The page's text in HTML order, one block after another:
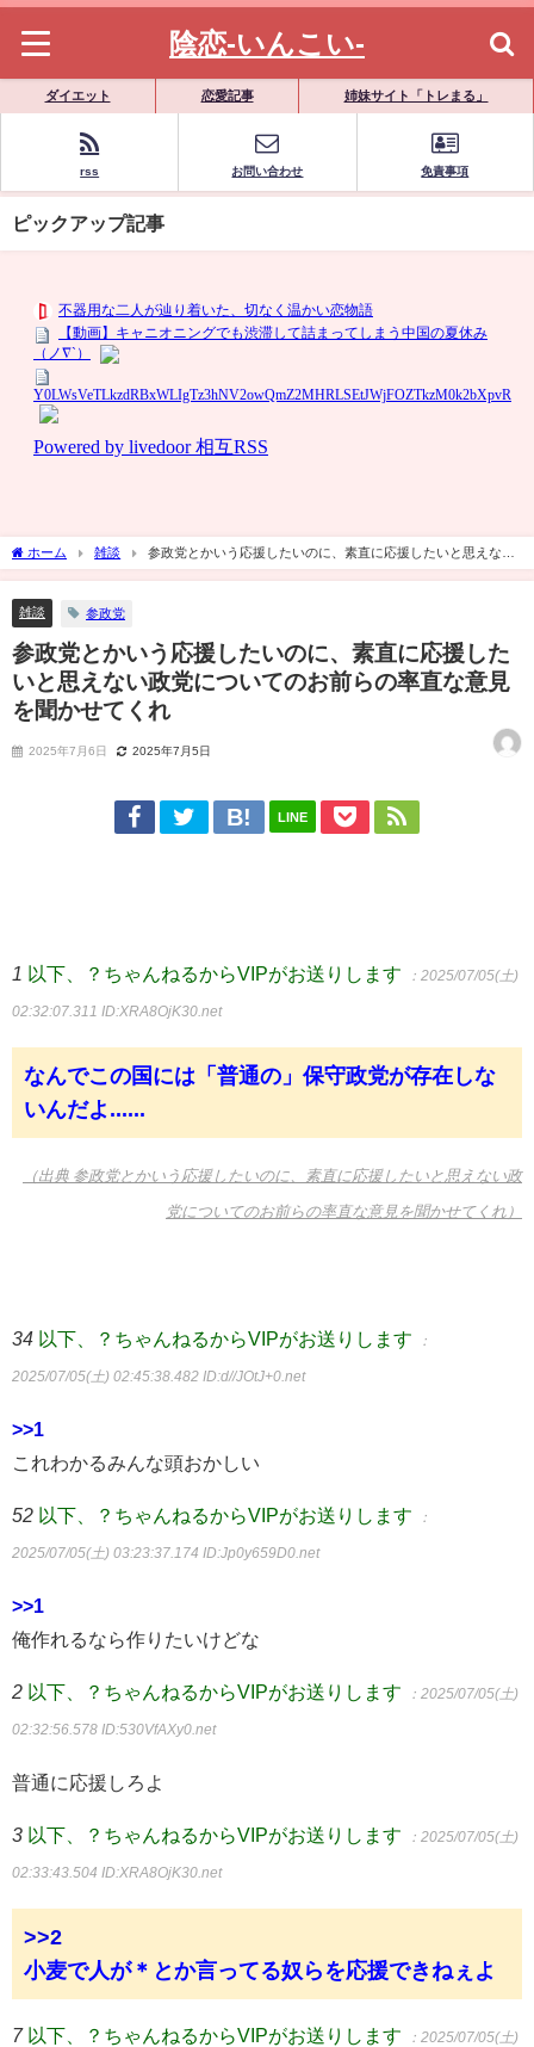
陰恋-いんこい-
ダイエット 恋愛記事 姉妹サイト「トレまる」
rss お問い合わせ 免責事項
ピックアップ記事
ホーム 雑談
参政党とかいう応援したいのに、素直に応援したいと思えない
政党についてのお前らの率直な意見を聞かせてくれ
雑談 参政党
参政党とかいう応援したいのに、素直に応援した
いと思えない政党についてのお前らの率直な意見
を聞かせてくれ
2025年7月6日 2025年7月5日
LINE
1 以下、？ちゃんねるからVIPがお送りします ：2025/07/05(土)
02:32:07.311 ID:XRA8OjK30.net
なんでこの国には「普通の」保守政党が存在しな
いんだよ......
（出典 参政党とかいう応援したいのに、素直に応援したいと思えない政
党についてのお前らの率直な意見を聞かせてくれ）
34 以下、？ちゃんねるからVIPがお送りします ：
2025/07/05(土) 02:45:38.482 ID:d//JOtJ+0.net
>>1
これわかるみんな頭おかしい
52 以下、？ちゃんねるからVIPがお送りします ：
2025/07/05(土) 03:23:37.174 ID:Jp0y659D0.net
>>1
俺作れるなら作りたいけどな
2 以下、？ちゃんねるからVIPがお送りします ：2025/07/05(土)
02:32:56.578 ID:530VfAXy0.net
普通に応援しろよ
3 以下、？ちゃんねるからVIPがお送りします ：2025/07/05(土)
02:33:43.504 ID:XRA8OjK30.net
>>2
小麦で人が＊とか言ってる奴らを応援できねぇよ
7 以下、？ちゃんねるからVIPがお送りします ：2025/07/05(土)